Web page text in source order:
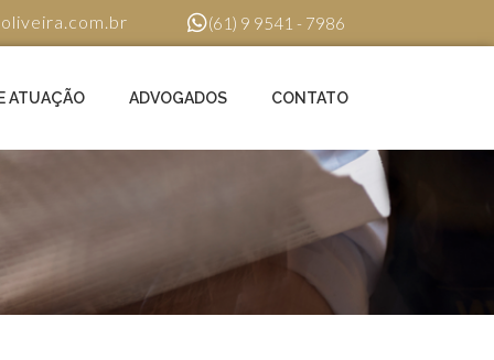
(61) 9 9541 - 7986
ATUAÇÃO ADVOGADOS CONTATO